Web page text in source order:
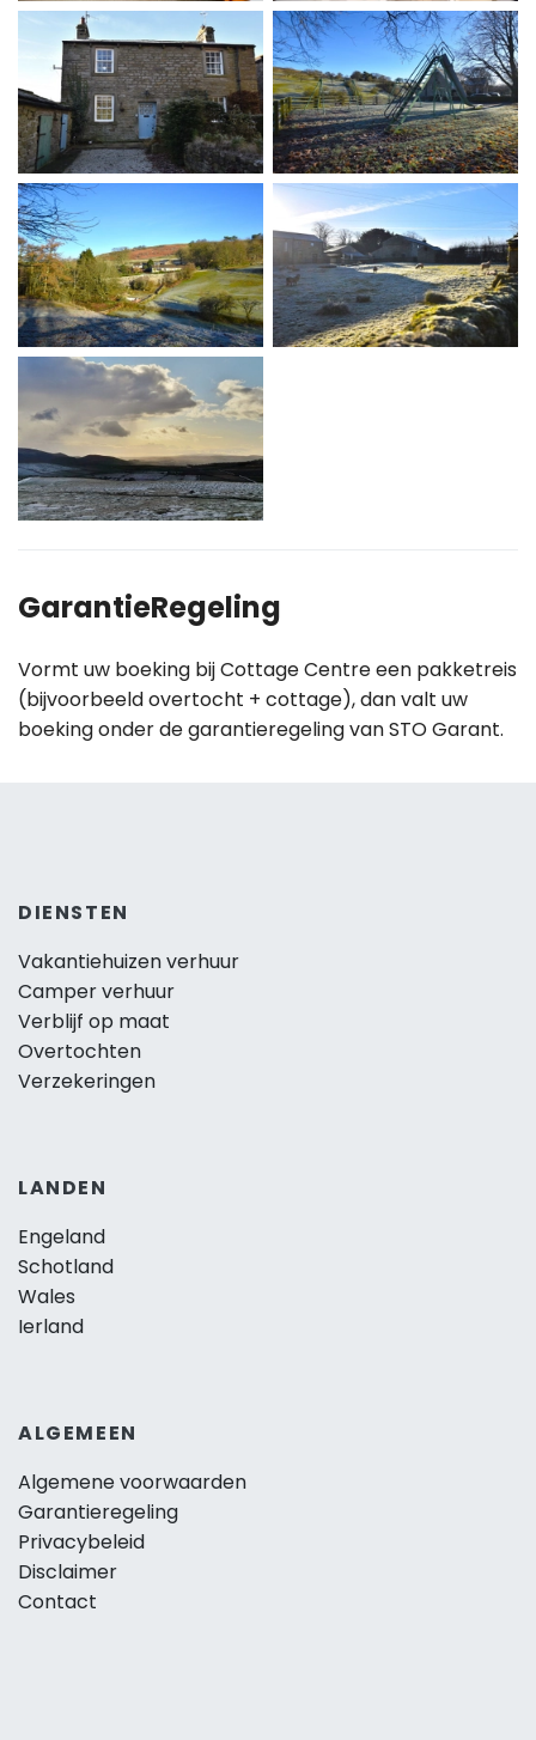
GarantieRegeling
Vormt uw boeking bij Cottage Centre een pakketreis
(bijvoorbeeld overtocht + cottage), dan valt uw
boeking onder de garantieregeling van STO Garant.
DIENSTEN
Vakantiehuizen verhuur
Camper verhuur
Verblijf op maat
Overtochten
Verzekeringen
LANDEN
Engeland
Schotland
Wales
Ierland
ALGEMEEN
Algemene voorwaarden
Garantieregeling
Privacybeleid
Disclaimer
Contact